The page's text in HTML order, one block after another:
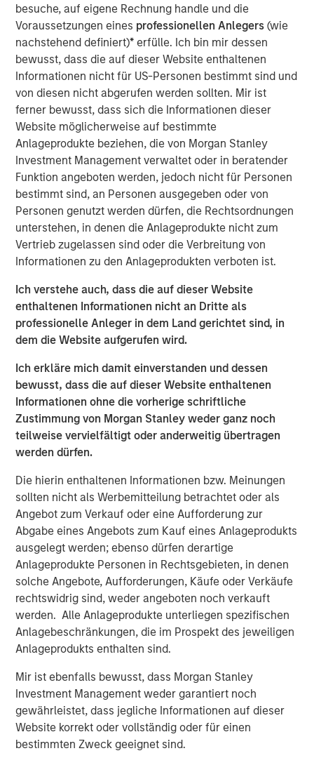
besuche, auf eigene Rechnung handle und die
Voraussetzungen eines professionellen Anlegers(wie
nachstehend definiert)* erfülle. Ich bin mir dessen
bewusst, dass die auf dieser Website enthaltenen
Informationen nicht für US-Personen bestimmt sind und
von diesen nicht abgerufen werden sollten. Mir ist
ferner bewusst, dass sich die Informationen dieser
Website möglicherweise auf bestimmte
Anlageprodukte beziehen, die von Morgan Stanley
Investment Management verwaltet oder in beratender
Funktion angeboten werden, jedoch nicht für Personen
bestimmt sind, an Personen ausgegeben oder von
Personen genutzt werden dürfen, die Rechtsordnungen
unterstehen, in denen die Anlageprodukte nicht zum
Vertrieb zugelassen sind oder die Verbreitung von
Informationen zu den Anlageprodukten verboten ist.
Ich verstehe auch, dass die auf dieser Website
enthaltenen Informationen nicht an Dritte als
professionelle Anleger in dem Land gerichtet sind, in
dem die Website aufgerufen wird.
Ich erkläre mich damit einverstanden und dessen
bewusst, dass die auf dieser Website enthaltenen
Informationen ohne die vorherige schriftliche
Zustimmung von Morgan Stanley weder ganz noch
teilweise vervielfältigt oder anderweitig übertragen
werden dürfen.
Die hierin enthaltenen Informationen bzw. Meinungen
sollten nicht als Werbemitteilung betrachtet oder als
Angebot zum Verkauf oder eine Aufforderung zur
Abgabe eines Angebots zum Kauf eines Anlageprodukts
ausgelegt werden; ebenso dürfen derartige
Anlageprodukte Personen in Rechtsgebieten, in denen
solche Angebote, Aufforderungen, Käufe oder Verkäufe
rechtswidrig sind, weder angeboten noch verkauft
werden. Alle Anlageprodukte unterliegen spezifischen
Anlagebeschränkungen, die im Prospekt des jeweiligen
Anlageprodukts enthalten sind.
Mir ist ebenfalls bewusst, dass Morgan Stanley
Investment Management weder garantiert noch
gewährleistet, dass jegliche Informationen auf dieser
Website korrekt oder vollständig oder für einen
bestimmten Zweck geeignet sind.
“We are pleased to acquire this facility in a highly
strategic distribution location, underscoring our
continued strategy of securing key net lease investments
in core logistics markets,” said David Gross, Managing
Director at Morgan Stanley Real Estate Investing. “This
facility in particular is a critical asset for distribution and
logistics needs in a significant region of Southern
California where both a lack of space and regulatory
hurdles present development constraints.”
The property is uniquely situated adjacent to LAX in West
LA and provides unparalleled distribution access to some
of the region’s most affluent communities including Santa
Monica, Brentwood and Beverly Hills, and their three
million residents.
MSREI recently announced the sale leaseback of a 26-
acre IOS facility in Fontana, CA, for Oldcastle
Infrastructure in November 2025. With this West LA
facility, MSREI has acquired approximately $1.5 billion of
U.S. industrial assets this year bringing its U.S. industrial
portfolio to more than 75 million square feet.
Commenting on the asset class, Will Milam, Head of U.S.
Investments at Morgan Stanley Real Estate Investing,
said: “The rise of e-commerce has fundamentally
increased demand for well-located, modern logistics
assets which we believe are critical infrastructure for
About Morgan Stanley Real Estate Investing
Morgan Stanley Real Estate Investing (MSREI) is the global
private real estate investment management business of
Morgan Stanley. One of the most active property
investors in the world for over three decades, MSREI
employs a patient, disciplined approach through global
value-add / opportunistic and regional core / core-plus
real estate investment strategies. With 17 offices
throughout the U.S., Europe and Asia, regional teams of
dedicated real estate professionals combine a unique
global perspective with local presence and significant
transaction execution expertise. MSREI currently
manages $55 billion of gross real estate assets
worldwide on behalf of its clients.
About Morgan Stanley Investment Management